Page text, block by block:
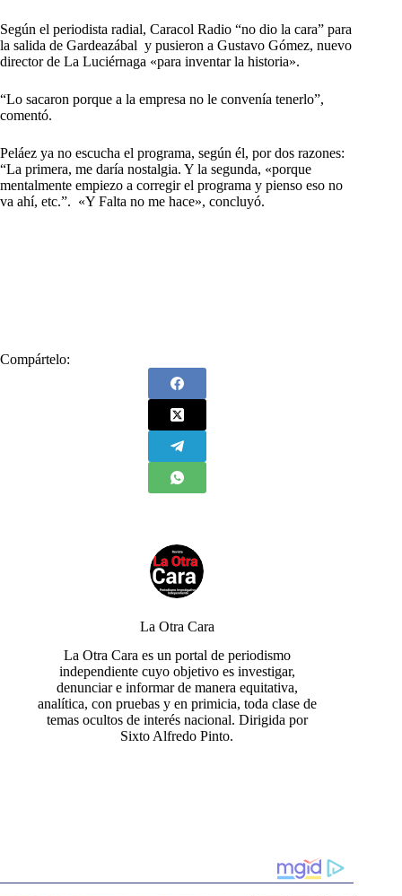
Según el periodista radial, Caracol Radio “no dio la cara” para
la salida de Gardeazábal y pusieron a Gustavo Gómez, nuevo
director de La Luciérnaga «para inventar la historia».
“Lo sacaron porque a la empresa no le convenía tenerlo”,
comentó.
Peláez ya no escucha el programa, según él, por dos razones:
“La primera, me daría nostalgia. Y la segunda, «porque
mentalmente empiezo a corregir el programa y pienso eso no
va ahí, etc.”. «Y Falta no me hace», concluyó.
Compártelo:
La Otra Cara
La Otra Cara es un portal de periodismo
independiente cuyo objetivo es investigar,
denunciar e informar de manera equitativa,
analítica, con pruebas y en primicia, toda clase de
temas ocultos de interés nacional. Dirigida por
Sixto Alfredo Pinto.